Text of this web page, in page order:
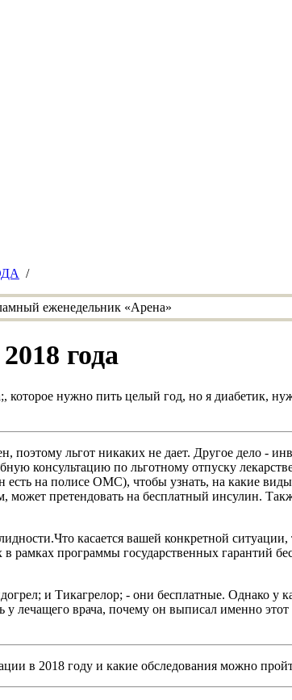
/
года
нужно пить целый год, но я диабетик,
поэтому льгот никаких не дает. Другое дело
консультацию по льготному отпуску
на полисе ОМС), чтобы узнать, на какие
претендовать на бесплатный инсулин.
касается вашей конкретной
программы государственных гарантий
и Тикагрелор; - они бесплатные. Однако у
лечащего врача, почему он выписал именно
в 2018 году и какие обследования можно